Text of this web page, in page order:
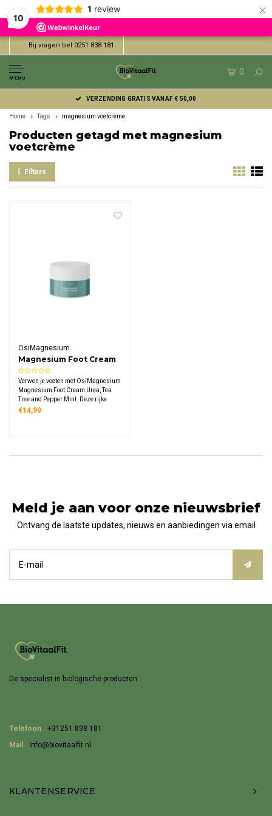
10
1 review ×
Bij vragen bel 0251 838 181
MENU
0
VERZENDING GRATIS VANAF € 50,00
Home Tags magnesium voetcrème
Producten getagd met magnesium
voetcrème
Filters
OsiMagnesium
Magnesium Foot Cream
Urea, Tea Tree and
Pepper Mint
Verwen je voeten met OsiMagnesium
Magnesium Foot Cream Urea, Tea
Tree and Pepper Mint. Deze rijke
voetcrème combineert Zechstein
€14,99
Meld je aan voor onze nieuwsbrief
Ontvang de laatste updates, nieuws en aanbiedingen via email
De specialist in biologische producten
Telefoon
+31251 838 181
Mail
Info@biovitaalfit.nl
KLANTENSERVICE